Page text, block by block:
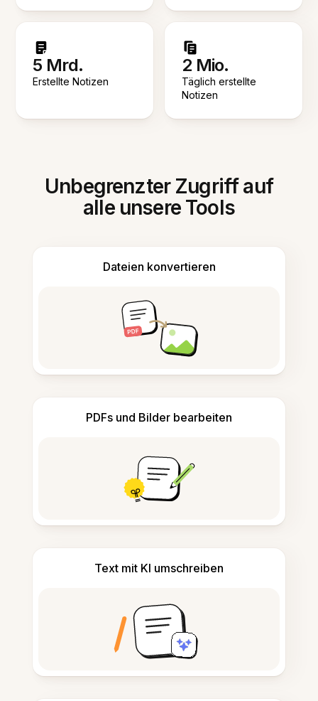
5 Mrd.
Erstellte Notizen
2 Mio.
Täglich erstellte
Notizen
Unbegrenzter Zugriff auf
alle unsere Tools
Dateien konvertieren
PDFs und Bilder bearbeiten
Text mit KI umschreiben